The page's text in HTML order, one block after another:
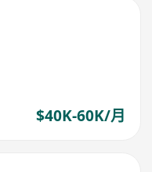
$40K-60K/月